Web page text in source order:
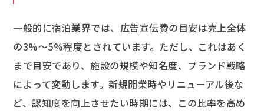
一般的に宿泊業界では、広告宣伝費の目安は売上全体
の3%～5%程度とされています。ただし、これはあく
まで目安であり、施設の規模や知名度、ブランド戦略
によって変動します。新規開業時やリニューアル後な
ど、認知度を向上させたい時期には、この比率を高め